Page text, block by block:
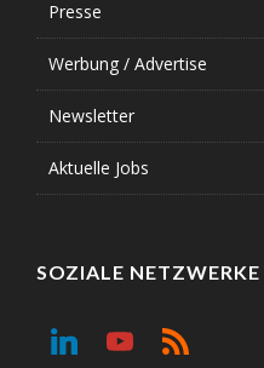
Presse
Werbung / Advertise
Newsletter
Aktuelle Jobs
SOZIALE NETZWERKE